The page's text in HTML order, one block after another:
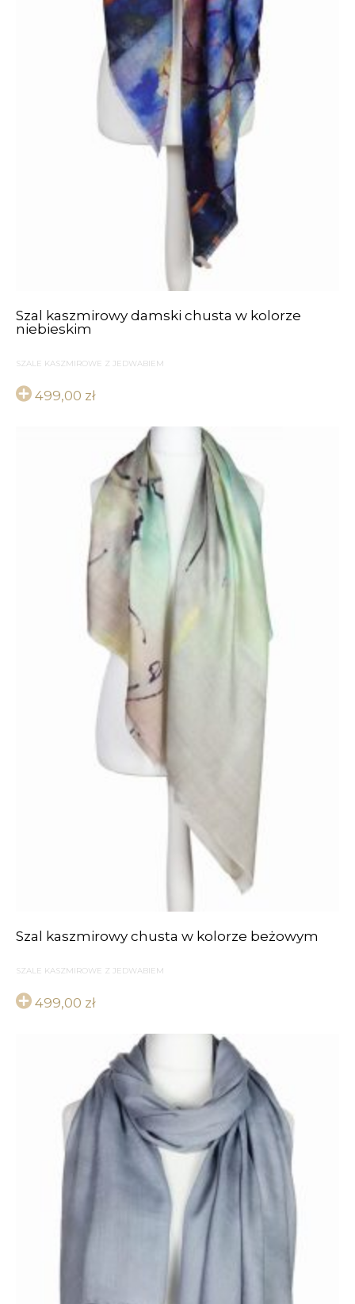
Szal kaszmirowy damski chusta w kolorze
niebieskim
SZALE KASZMIROWE Z JEDWABIEM
499,00 zł
Szal kaszmirowy chusta w kolorze beżowym
SZALE KASZMIROWE Z JEDWABIEM
499,00 zł